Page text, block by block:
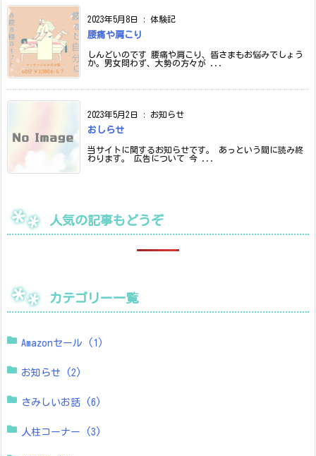
2023年5月8日 : 体験記
腰痛や肩こり
しんどいのです 腰痛や肩こり、皆さまもお悩みでしょう
か。男女問わず、大勢の方々が ...
2023年5月2日 : お知らせ
おしらせ
当サイトに関するお知らせです。 あっという間に読み終
わります。 広告について 今 ...
人気の記事もどうぞ
カテゴリー一覧
Amazonセール (1)
お知らせ (2)
さみしいお話 (6)
人柱コーナー (3)